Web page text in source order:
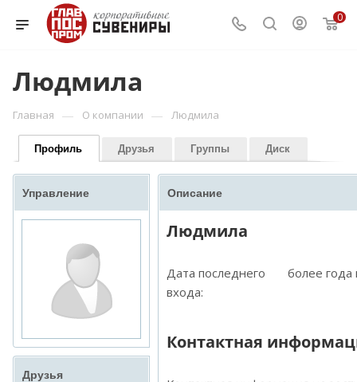
0
Людмила
Главная — О компании — Людмила
Профиль Друзья Группы Диск
Управление
Друзья
Описание
Людмила
Дата последнего
входа:
более года
Контактная